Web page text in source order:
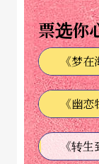
在报纸一角
导，海报上
舞者们，我
湾」、「处
身而过。
票选你
《梦在
《幽恋